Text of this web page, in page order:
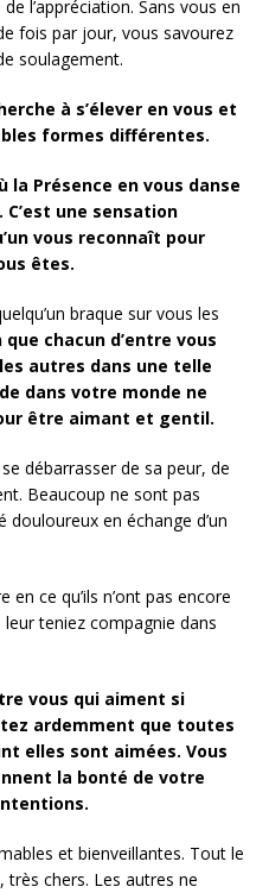
l’appréciation. Sans vous en
fois par jour, vous savourez
soulagement.
à s’élever en vous et
formes différentes.
la Présence en vous danse
C’est une sensation
vous reconnaît pour
êtes.
braque sur vous les
que chacun d’entre vous
autres dans une telle
dans votre monde ne
être aimant et gentil.
débarrasser de sa peur, de
Beaucoup ne sont pas
douloureux en échange d’un
ce qu’ils n’ont pas encore
teniez compagnie dans
vous qui aiment si
ardemment que toutes
elles sont aimées. Vous
la bonté de votre
et bienveillantes. Tout le
très chers. Les autres ne